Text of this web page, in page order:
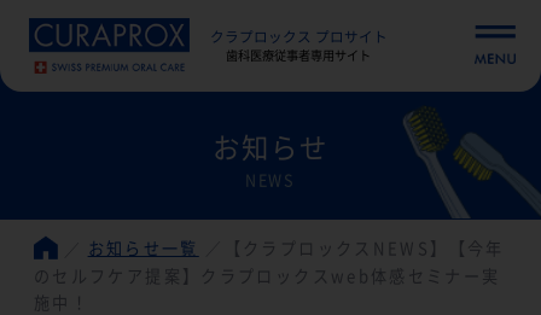
クラプロックス プロサイト
歯科医療従事者専用サイト
お知らせ
NEWS
お知らせ一覧
【クラプロックスNEWS】【今年
のセルフケア提案】クラプロックスweb体感セミナー実
施中！